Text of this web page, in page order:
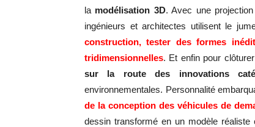
la modélisation 3D. Avec une
ingénieurs et architectes utilisent le
construction, tester des formes
tridimensionnelles. Et enfin pour
sur la route des innovations
environnementales. Personnalité
de la conception des véhicules de
dessin transformé en un modèle